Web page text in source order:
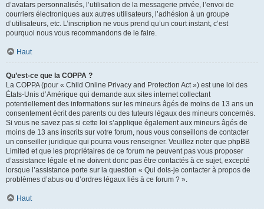
d’avatars personnalisés, l’utilisation de la messagerie privée, l’envoi de
courriers électroniques aux autres utilisateurs, l’adhésion à un groupe
d’utilisateurs, etc. L’inscription ne vous prend qu’un court instant, c’est
pourquoi nous vous recommandons de le faire.
Haut
Qu’est-ce que la COPPA ?
La COPPA (pour « Child Online Privacy and Protection Act ») est une loi des
États-Unis d’Amérique qui demande aux sites internet collectant
potentiellement des informations sur les mineurs âgés de moins de 13 ans un
consentement écrit des parents ou des tuteurs légaux des mineurs concernés.
Si vous ne savez pas si cette loi s’applique également aux mineurs âgés de
moins de 13 ans inscrits sur votre forum, nous vous conseillons de contacter
un conseiller juridique qui pourra vous renseigner. Veuillez noter que phpBB
Limited et que les propriétaires de ce forum ne peuvent pas vous proposer
d’assistance légale et ne doivent donc pas être contactés à ce sujet, excepté
lorsque l’assistance porte sur la question « Qui dois-je contacter à propos de
problèmes d’abus ou d’ordres légaux liés à ce forum ? ».
Haut